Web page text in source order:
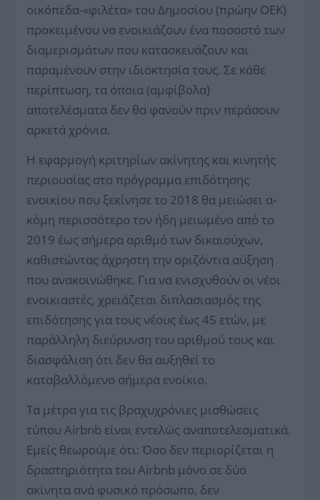
οικόπεδα-«φιλέτα» του Δημοσίου (πρώην ΟΕΚ)
προκειμένου να ενοικιάζουν ένα ποσοστό των
διαμερισμάτων που κατασκευάζουν και
παραμένουν στην ιδιοκτησία τους. Σε κάθε
περίπτωση, τα ό­ποια (αμφίβολα)
αποτελέσματα δεν θα φανούν πριν περάσουν
αρκετά χρόνια.
Η εφαρμογή κριτηρίων ακίνητης και κινητής
περιουσίας στο πρόγραμμα επιδότησης
ενοικίου που ξεκίνησε το 2018 θα μειώσει α­
κόμη περισσότερο τον ήδη μειωμένο από το
2019 έως σήμερα αριθμό των δικαιούχων,
καθιστώντας άχρηστη την οριζόντια αύξηση
που ανακοινώθηκε. Για να ενισχυθούν οι νέοι
ενοικιαστές, χρειάζεται διπλασιασμός της
επιδότησης για τους νέους έως 45 ετών, με
παράλληλη διεύρυνση του αριθμού τους και
διασφάλιση ότι δεν θα αυξηθεί το
καταβαλλόμενο σήμερα ενοίκιο.
Τα μέτρα για τις βραχυχρόνιες μισθώσεις
τύπου Airbnb είναι εντελώς αναποτελεσματικά.
Εμείς θεωρούμε ότι: Όσο δεν περιορίζεται η
δραστηριότητα του Air­bnb μόνο σε δύο
ακίνητα ανά φυσικό πρόσωπο, δεν